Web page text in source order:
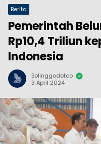
Berita
Pemerintah
Rp10,4 Triliun
Indonesia
Bolinggodotco
3 April 2024